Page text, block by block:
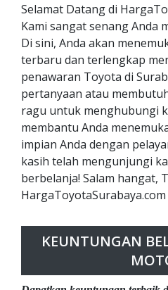
Selamat Datang di
Kami sangat senang Anda
Di sini, Anda akan
terbaru dan terlengkap
penawaran Toyota di
pertanyaan atau
ragu untuk menghubungi
membantu Anda
impian Anda dengan
kasih telah mengunjungi
berbelanja! Salam hangat,
HargaToyotaSurabaya.com
KEUNTUNGAN